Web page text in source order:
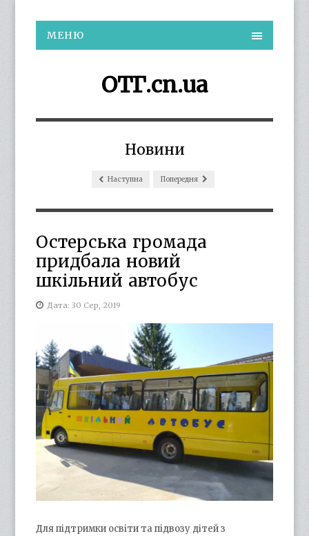
МЕНЮ
ОТГ.cn.ua
Новини
Наступна Попередня
Остерська громада
придбала новий
шкільний автобус
Дата: 30 Сер, 2019
Для підтримки освіти та підвозу дітей з